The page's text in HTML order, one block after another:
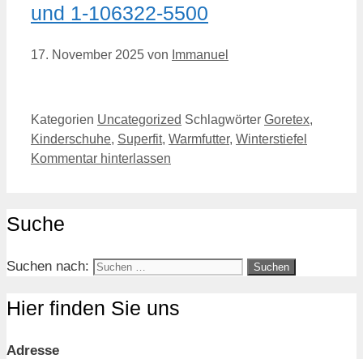
und 1-106322-5500
17. November 2025 von Immanuel
Kategorien Uncategorized Schlagwörter Goretex,
Kinderschuhe, Superfit, Warmfutter, Winterstiefel
Kommentar hinterlassen
Suche
Suchen nach:
Hier finden Sie uns
Adresse